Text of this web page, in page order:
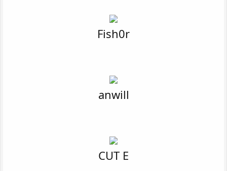
Fish0r
anwill
CUT E